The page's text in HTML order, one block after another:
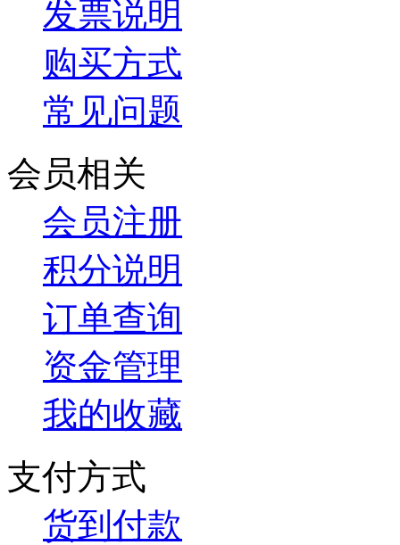
发票说明
购买方式
常见问题
会员相关
会员注册
积分说明
订单查询
资金管理
我的收藏
支付方式
货到付款